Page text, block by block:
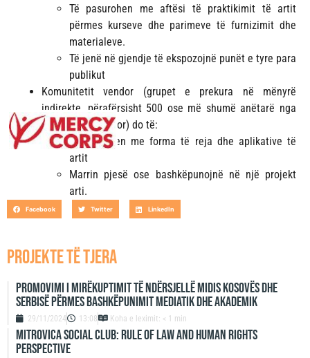
Të pasurohen me aftësi të praktikimit të artit
përmes kurseve dhe parimeve të furnizimit dhe
materialeve.
Të jenë në gjendje të ekspozojnë punët e tyre para
publikut
Komunitetit vendor (grupet e prekura në mënyrë
indirekte, përafërsisht 500 ose më shumë anëtarë nga
kumunitetit vendor) do të:
Prezantohen me forma të reja dhe aplikative të
artit
Marrin pjesë ose bashkëpunojnë në një projekt
arti.
Facebook Twitter LinkedIn
projekte të tjera
Promovimi i mirëkuptimit të ndërsjellë midis Kosovës dhe
Serbisë përmes bashkëpunimit mediatik dhe akademik
29/11/2024 13:08 Koha e leximit: < 1 min
Mitrovica Social Club: Rule of Law and Human Rights
Perspective